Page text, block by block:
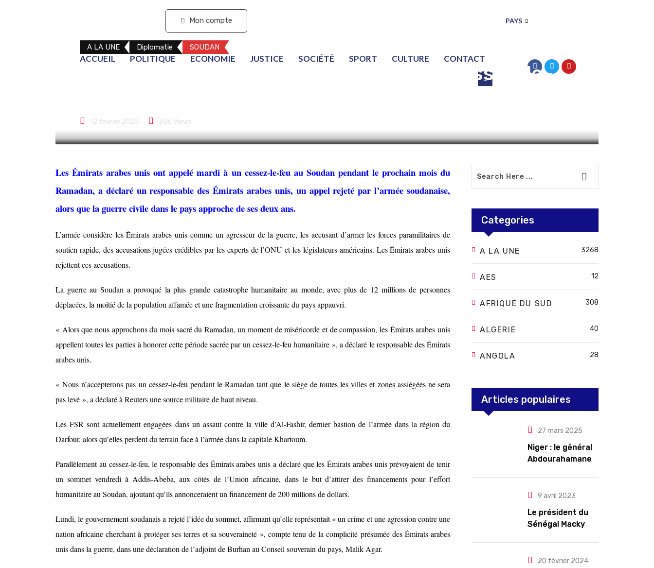
Mon compte PAYS
ACCUEIL POLITIQUE ECONOMIE JUSTICE SOCIÉTÉ SPORT CULTURE CONTACT
A LA UNE Diplomatie SOUDAN
Les Émirats arabes unis proposent un cessez-le-
12 février 2025 306 Views
Les Émirats arabes unis ont appelé mardi à un cessez-le-feu au Soudan pendant le prochain mois du
Ramadan, a déclaré un responsable des Émirats arabes unis, un appel rejeté par l’armée soudanaise,
alors que la guerre civile dans le pays approche de ses deux ans.
L’armée considère les Émirats arabes unis comme un agresseur de la guerre, les accusant d’armer les forces paramilitaires de
soutien rapide, des accusations jugées crédibles par les experts de l’ONU et les législateurs américains. Les Émirats arabes unis
rejettent ces accusations.
La guerre au Soudan a provoqué la plus grande catastrophe humanitaire au monde, avec plus de 12 millions de personnes
déplacées, la moitié de la population affamée et une fragmentation croissante du pays appauvri.
« Alors que nous approchons du mois sacré du Ramadan, un moment de miséricorde et de compassion, les Émirats arabes unis
appellent toutes les parties à honorer cette période sacrée par un cessez-le-feu humanitaire », a déclaré le responsable des Émirats
arabes unis.
« Nous n’accepterons pas un cessez-le-feu pendant le Ramadan tant que le siège de toutes les villes et zones assiégées ne sera
pas levé », a déclaré à Reuters une source militaire de haut niveau.
Les FSR sont actuellement engagées dans un assaut contre la ville d’Al-Fashir, dernier bastion de l’armée dans la région du
Darfour, alors qu’elles perdent du terrain face à l’armée dans la capitale Khartoum.
Parallèlement au cessez-le-feu, le responsable des Émirats arabes unis a déclaré que les Émirats arabes unis prévoyaient de tenir
un sommet vendredi à Addis-Abeba, aux côtés de l’Union africaine, dans le but d’attirer des financements pour l’effort
humanitaire au Soudan, ajoutant qu’ils annonceraient un financement de 200 millions de dollars.
Lundi, le gouvernement soudanais a rejeté l’idée du sommet, affirmant qu’elle représentait « un crime et une agression contre une
nation africaine cherchant à protéger ses terres et sa souveraineté », compte tenu de la complicité présumée des Émirats arabes
unis dans la guerre, dans une déclaration de l’adjoint de Burhan au Conseil souverain du pays, Malik Agar.
Categories
A LA UNE 3268
AES 12
AFRIQUE DU SUD 308
ALGERIE 40
ANGOLA 28
Articles populaires
27 mars 2025
Niger : le général
Abdourahamane
investi président
renouvelables
9 avril 2023
Le président du
Sénégal Macky
l’arrêt des
20 février 2024